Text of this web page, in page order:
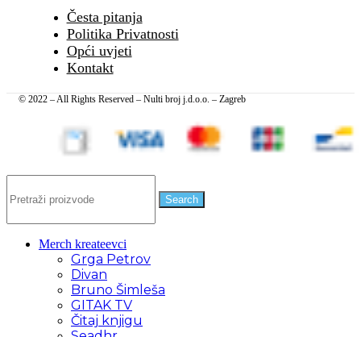
Česta pitanja
Politika Privatnosti
Opći uvjeti
Kontakt
© 2022 – All Rights Reserved – Nulti broj j.d.o.o. – Zagreb
Search
Merch kreateevci
Grga Petrov
Divan
Bruno Šimleša
GITAK TV
Čitaj knjigu